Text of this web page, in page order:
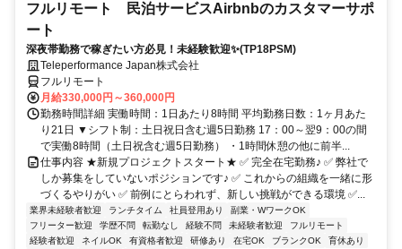
フルリモート 民泊サービスAirbnbのカスタマーサポ
ート
深夜帯勤務で稼ぎたい方必見！未経験歓迎✨(TP18PSM)
Teleperformance Japan株式会社
フルリモート
月給330,000円～360,000円
勤務時間詳細 実働時間：1日あたり8時間 平均勤務日数：1ヶ月あた
り21日 ▼シフト制：土日祝日含む週5日勤務 17：00～翌9：00の間
で実働8時間（土日祝含む週5日勤務） ・1時間休憩の他に前半...
仕事内容 ★新規プロジェクトスタート★ ✅ 完全在宅勤務♪ ✅ 弊社で
しか募集をしていないポジションです♪ ✅ これからの組織を一緒に形
づくるやりがい ✅ 前例にとらわれず、新しい挑戦ができる環境 ✅...
業界未経験者歓迎 ランチタイム 社員登用あり
副業・WワークOK
フリーター歓迎
学歴不問 転勤なし 経験不問 未経験者歓迎
フルリモート
経験者歓迎
ネイルOK 有資格者歓迎 研修あり 在宅OK ブランクOK
育休あり